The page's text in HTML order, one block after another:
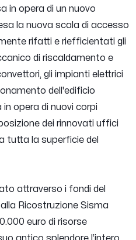
in opera di un nuovo
la nuova scala di accesso
rifatti e riefficientati gli
di riscaldamento e
gli impianti elettrici
dell'edificio
opera di nuovi corpi
dei rinnovati uffici
tutta la superficie del
attraverso i fondi del
Ricostruzione Sisma
euro di risorse